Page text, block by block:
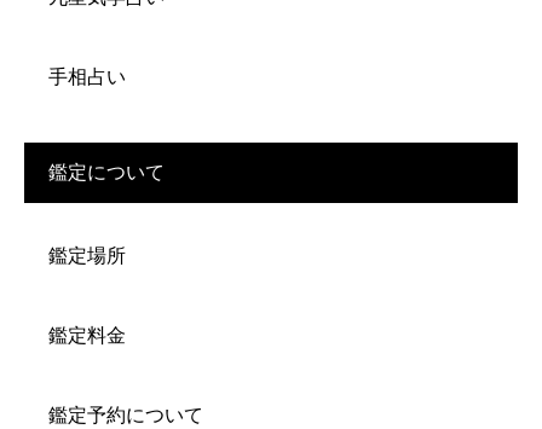
手相占い
鑑定について
鑑定場所
鑑定料金
鑑定予約について